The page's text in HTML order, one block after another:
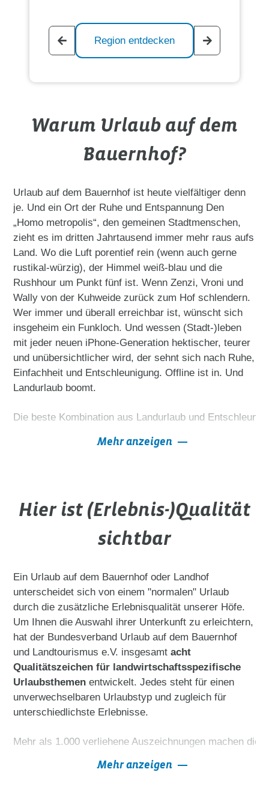
Region entdecken
Warum Urlaub auf dem
Bauernhof?
Urlaub auf dem Bauernhof ist heute vielfältiger denn
je. Und ein Ort der Ruhe und Entspannung Den
„Homo metropolis“, den gemeinen Stadtmenschen,
zieht es im dritten Jahrtausend immer mehr raus aufs
Land. Wo die Luft porentief rein (wenn auch gerne
rustikal-würzig), der Himmel weiß-blau und die
Rushhour um Punkt fünf ist. Wenn Zenzi, Vroni und
Wally von der Kuhweide zurück zum Hof schlendern.
Wer immer und überall erreichbar ist, wünscht sich
insgeheim ein Funkloch. Und wessen (Stadt-)leben
mit jeder neuen iPhone-Generation hektischer, teurer
und unübersichtlicher wird, der sehnt sich nach Ruhe,
Einfachheit und Entschleunigung. Offline ist in. Und
Landurlaub boomt.
Die beste Kombination aus Landurlaub und
Ein weiteres Highlight ist Urlaub auf dem Biobauernhof
Kombinieren Sie doch beim nächsten Mal Ihren
Viel Spaß beim Auswählen Ihres Ferienhofes!
Mehr anzeigen
Hier ist (Erlebnis-)Qualität
sichtbar
Ein Urlaub auf dem Bauernhof oder Landhof
unterscheidet sich von einem "normalen" Urlaub
durch die zusätzliche Erlebnisqualität unserer Höfe.
Um Ihnen die Auswahl ihrer Unterkunft zu erleichtern,
hat der Bundesverband Urlaub auf dem Bauernhof
und Landtourismus e.V. insgesamtacht
Qualitätszeichen für landwirtschaftsspezifische
Urlaubsthemen entwickelt. Jedes steht für einen
unverwechselbaren Urlaubstyp und zugleich für
unterschiedlichste Erlebnisse.
Mehr als 1.000 verliehene Auszeichnungen machen die
Achten Sie bei Ihrer Hofauswahl auf die folgenden
Mehr anzeigen